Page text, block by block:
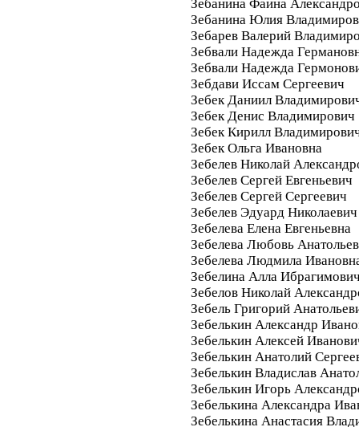
Зебанина Фаина
Зебанина Юлия
Зебарев Валерий
Зебвали Надежда
Зебвали Надежда
Зебдави Иссам Сергеевич
Зебек Даниил
Зебек Денис Владимирович
Зебек Кирилл
Зебек Ольга Ивановна
Зебелев Николай
Зебелев Сергей Евгеньевич
Зебелев Сергей Сергеевич
Зебелев Эдуард Николаевич
Зебелева Елена Евгеньевна
Зебелева Любовь
Зебелева Людмила
Зебелина Алла
Зебелов Николай
Зебель Григорий
Зебелькин Александр
Зебелькин Алексей
Зебелькин Анатолий
Зебелькин Владислав
Зебелькин Игорь
Зебелькина Александра
Зебелькина Анастасия